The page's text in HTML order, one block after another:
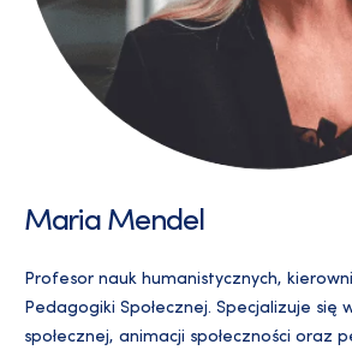
Maria Mendel
Profesor nauk humanistycznych,
Pedagogiki Społecznej. Specjalizuje się
społecznej, animacji społeczności oraz